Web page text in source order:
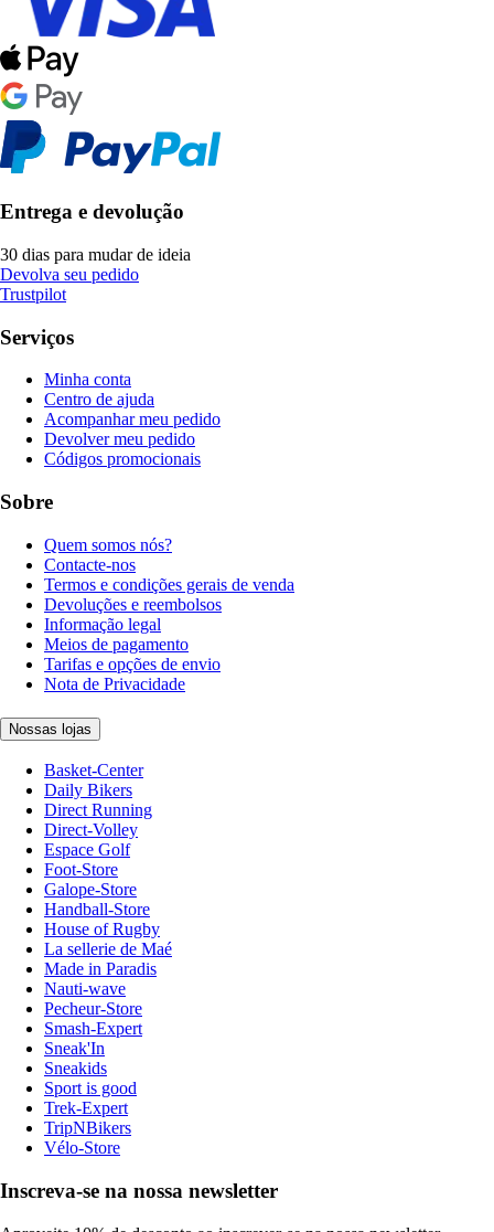
Entrega e devolução
30 dias para mudar de ideia
Devolva seu pedido
Trustpilot
Serviços
Minha conta
Centro de ajuda
Acompanhar meu pedido
Devolver meu pedido
Códigos promocionais
Sobre
Quem somos nós?
Contacte-nos
Termos e condições gerais de venda
Devoluções e reembolsos
Informação legal
Meios de pagamento
Tarifas e opções de envio
Nota de Privacidade
Nossas lojas
Basket-Center
Daily Bikers
Direct Running
Direct-Volley
Espace Golf
Foot-Store
Galope-Store
Handball-Store
House of Rugby
La sellerie de Maé
Made in Paradis
Nauti-wave
Pecheur-Store
Smash-Expert
Sneak'In
Sneakids
Sport is good
Trek-Expert
TripNBikers
Vélo-Store
Inscreva-se na nossa newsletter